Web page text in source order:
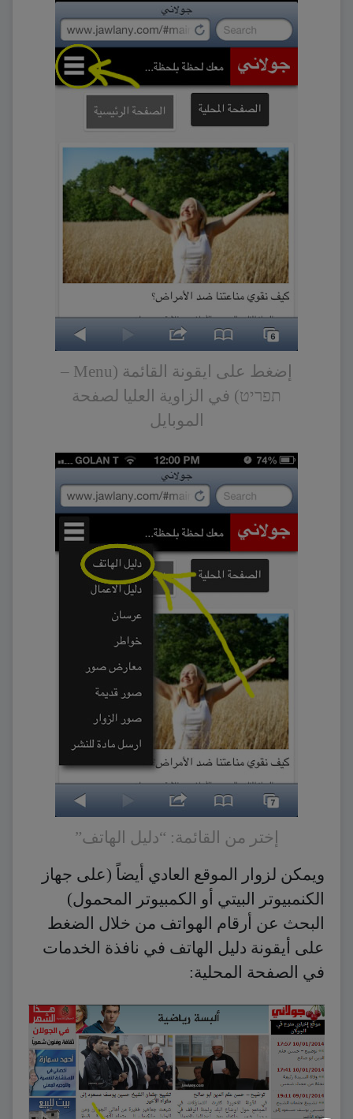
إضغط على ايقونة القائمة (Menu –
תפריט) في الزاوية العليا لصفحة
الموبايل
إختر من القائمة: “دليل الهاتف”
ويمكن لزوار الموقع العادي أيضاً (على جهاز
الكنمبيوتر البيتي أو الكمبيوتر المحمول)
البحث عن أرقام الهواتف من خلال الضغط
على أيقونة دليل الهاتف في نافذة الخدمات
في الصفحة المحلية: